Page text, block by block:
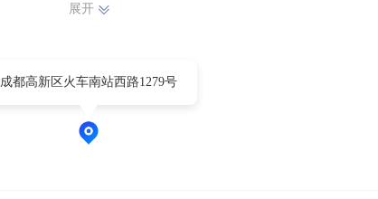
展开
成都高新区火车南站西路1279号